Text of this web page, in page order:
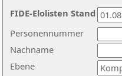
Nachname
Ebene
Personennummer
FIDE-Elolisten Stand